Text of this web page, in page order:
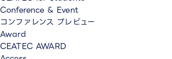
Conference & Event
コンファレンス プレビュー
Award
CEATEC AWARD